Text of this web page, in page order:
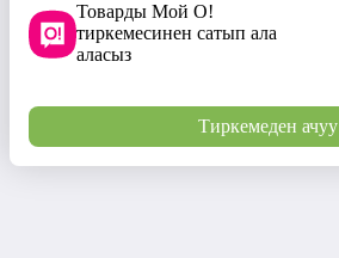
Товарды Мой О!
тиркемесинен сатып ала
аласыз
Тиркемеден ачуу